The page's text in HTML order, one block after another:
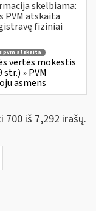
skelbiama:
PVM atskaita
fiziniai
pvm atskaita
vertės mokestis
» PVM
asmens
700 iš 7,292 irašų.